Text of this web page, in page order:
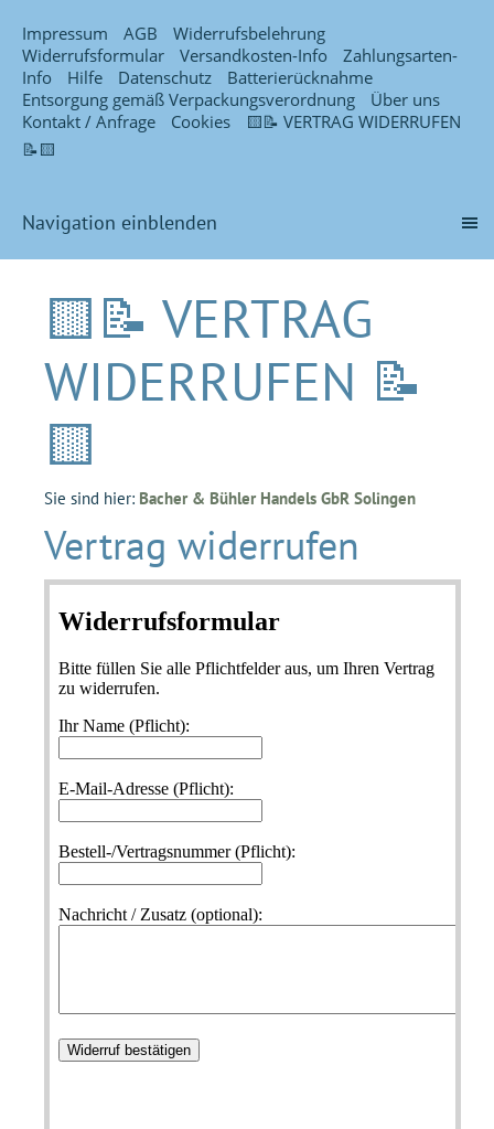
Impressum AGB
Widerrufsbelehrung
Widerrufsformular
Versandkosten-Info
Zahlungsarten-
Info
Hilfe Datenschutz
Batterierücknahme
Entsorgung gemäß Verpackungsverordnung
Über uns
Kontakt / Anfrage
Cookies
🟨📝 VERTRAG WIDERRUFEN
📝🟨
Navigation einblenden
🟨📝 VERTRAG
WIDERRUFEN 📝
🟨
Sie sind hier: Bacher & Bühler Handels GbR Solingen
Vertrag widerrufen